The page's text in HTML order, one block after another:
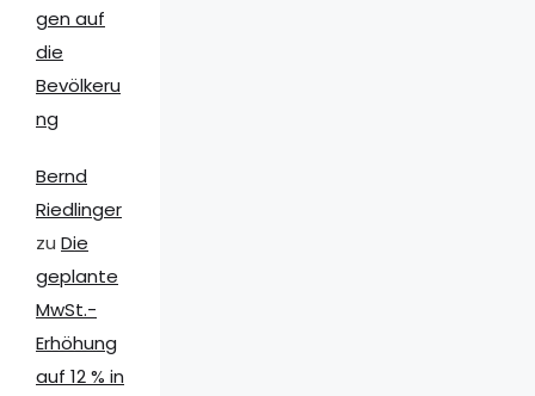
gen auf
die
Bevölkeru
ng
Bernd
Riedlinger
zu Die
geplante
MwSt.-
Erhöhung
auf 12 % in